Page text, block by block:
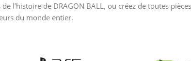
l’histoire de DRAGON BALL, ou créez de toutes
du monde entier.